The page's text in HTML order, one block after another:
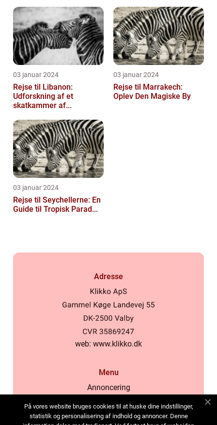
03 januar 2024
Rejse til Libanon:
Udforskning af et
skatkammer af...
03 januar 2024
Rejse til Marrakech:
Oplev Den Magiske By
03 januar 2024
Rejse til Seychellerne: En
Guide til Tropisk Parad...
Adresse
web: www.klikko.dk
Menu
Annoncering
Cookies
På vores website bruges cookies til at huske dine indstillinger,
statistik og personalisering af indhold og annoncer. Denne